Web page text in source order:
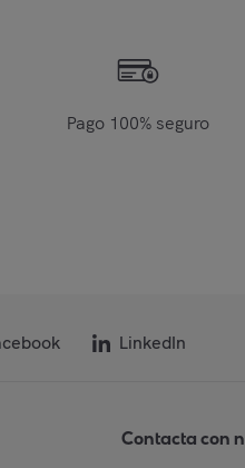
Pago 100% seguro
LinkedIn
Contacta con